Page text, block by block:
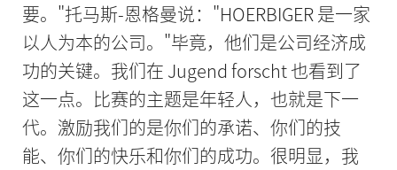
要。"托马斯-恩格曼说："HOERBIGER 是一家
以人为本的公司。"毕竟，他们是公司经济成
功的关键。我们在 Jugend forscht 也看到了
这一点。比赛的主题是年轻人，也就是下一
代。激励我们的是你们的承诺、你们的技
能、你们的快乐和你们的成功。很明显，我